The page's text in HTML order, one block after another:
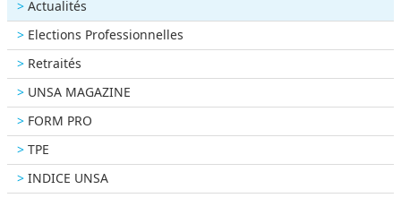
Actualités
Elections Professionnelles
Retraités
UNSA MAGAZINE
FORM PRO
TPE
INDICE UNSA